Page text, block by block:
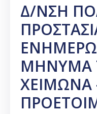
Δ/ΝΣΗ
ΜΗΝΥΜΑ
ΧΕΙΜΩΝΑ